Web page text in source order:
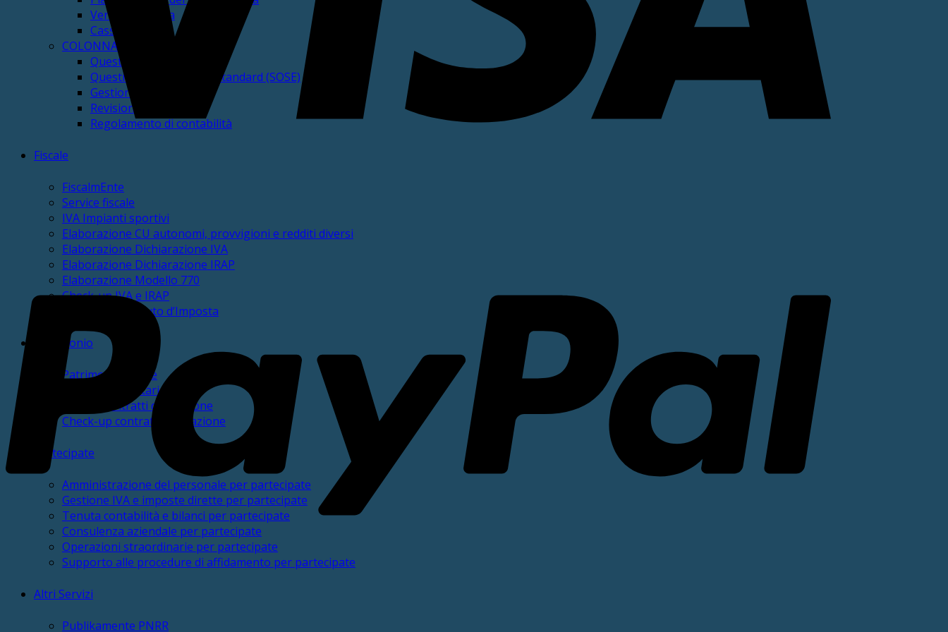
Verifica di Cassa
Cassa Vincolata
COLONNA Altri servizi Contabili
Questionari dei Revisori
Questionari fabbisogni standard (SOSE)
Gestione PCC
Revisione GAP
Regolamento di contabilità
Fiscale
FiscalmEnte
Service fiscale
IVA Impianti sportivi
Elaborazione CU autonomi, provvigioni e redditi diversi
Elaborazione Dichiarazione IVA
Elaborazione Dichiarazione IRAP
Elaborazione Modello 770
Check-up IVA e IRAP
Check-up Sostituto d’Imposta
Patrimonio
PatrimonialmEnte
Gestione inventario
Service contratti di locazione
Check-up contratti di locazione
Partecipate
Amministrazione del personale per partecipate
Gestione IVA e imposte dirette per partecipate
Tenuta contabilità e bilanci per partecipate
Consulenza aziendale per partecipate
Operazioni straordinarie per partecipate
Supporto alle procedure di affidamento per partecipate
Altri Servizi
Publikamente PNRR